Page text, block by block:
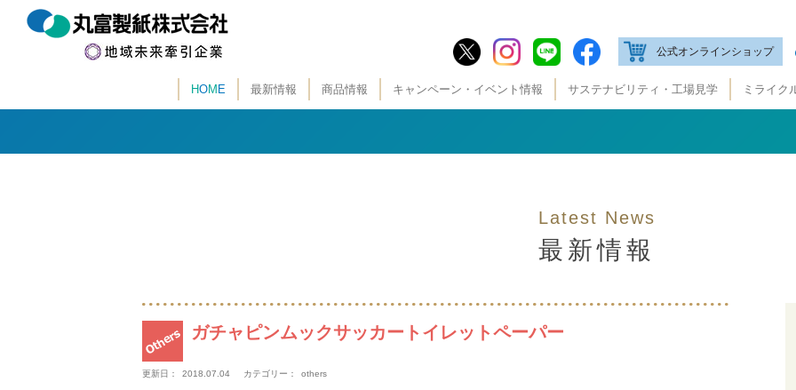
HOM E 最新情報 商品情報 キャンペーン・イベント情報 サステナビリティ・工場見学 ミライク
公式オンラインショップ
Latest News
最新情報
ガチャピンムックサッカートイレットペーパー
更新日： 2018.07.04 カテゴリー： others